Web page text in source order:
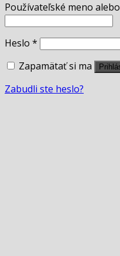
Používateľské meno
Heslo *
Zapamätať si ma
Zabudli ste heslo?